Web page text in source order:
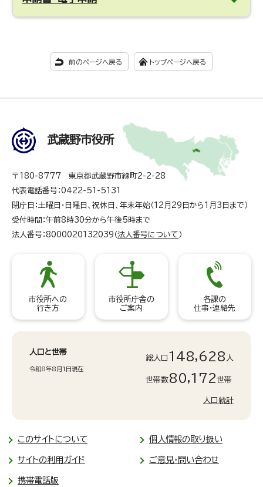
前のページへ戻る トップページへ戻る
武蔵野市役所
〒180-8777 東京都武蔵野市緑町2-2-28
代表電話番号：0422-51-5131
閉庁日：土曜日・日曜日、祝休日、年末年始（12月29日から1月3日まで）
受付時間：午前8時30分から午後5時まで
法人番号：8000020132039（ 法人番号について ）
市役所への
行き方
市役所庁舎の
ご案内
各課の
仕事・連絡先
人口と世帯
令和8年8月1日現在
総人口 148,628 人
世帯数80,172世帯
人口統計
このサイトについて 個人情報の取り扱い
サイトの利用ガイド ご意見・問い合わせ
携帯電話版